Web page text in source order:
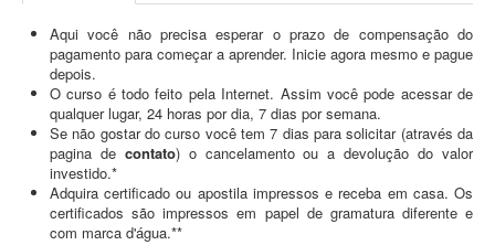
Aqui você não precisa esperar o prazo de compensação do
pagamento para começar a aprender. Inicie agora mesmo e pague
depois.
O curso é todo feito pela Internet. Assim você pode acessar de
qualquer lugar, 24 horas por dia, 7 dias por semana.
Se não gostar do curso você tem 7 dias para solicitar (através da
pagina de contato) o cancelamento ou a devolução do valor
investido.*
Adquira certificado ou apostila impressos e receba em casa. Os
certificados são impressos em papel de gramatura diferente e
com marca d'água.**